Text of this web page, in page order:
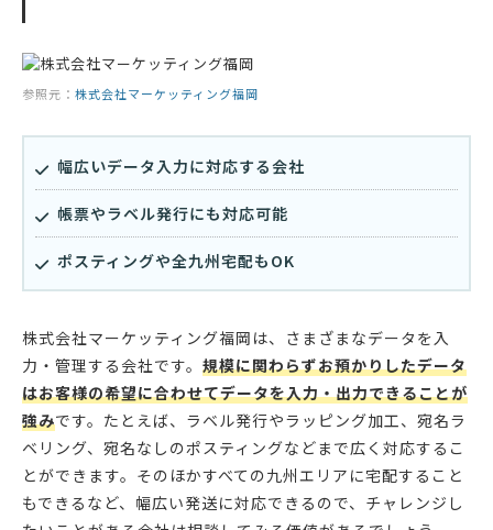
参照元： 株式会社マーケッティング福岡
幅広いデータ入力に対応する会社
帳票やラベル発行にも対応可能
ポスティングや全九州宅配もOK
株式会社マーケッティング福岡は、さまざまなデータを入
力・管理する会社です。 規模に関わらずお預かりしたデータ
はお客様の希望に合わせてデータを入力・出力できることが
強みです。たとえば、ラベル発行やラッピング加工、宛名ラ
ベリング、宛名なしのポスティングなどまで広く対応するこ
とができます。そのほかすべての九州エリアに宅配すること
もできるなど、幅広い発送に対応できるので、チャレンジし